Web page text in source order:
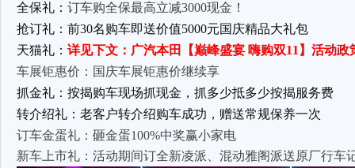
全保礼： 订车购全保最高立减3000现金！
抢订礼：前30名购车即送价值5000元国庆精品大礼包
天猫礼： 详见下文：广汽本田【巅峰盛宴 嗨购双11 】活动政
车展钜惠价：国庆车展钜惠价继续享
抓金礼：按揭购车现场抓现金，抓多少抵多少按揭服务费
转介绍礼：老客户转介绍购车成功，赠送常规保养一次
订车金蛋礼：砸金蛋100%中奖赢小家电
新车上市礼：活动期间订全新凌派、混动雅阁派送原厂行车